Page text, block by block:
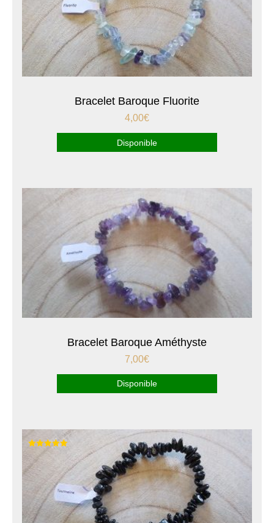
Bracelet Baroque Fluorite
4,00€
Disponible
Bracelet Baroque Améthyste
7,00€
Disponible
Note
5.00
sur 5